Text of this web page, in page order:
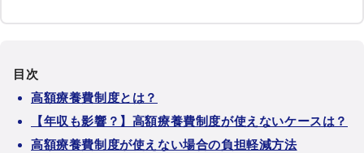
目次
高額療養費制度とは？
【年収も影響？】高額療養費制度が使えないケースは？
高額療養費制度が使えない場合の負担軽減方法